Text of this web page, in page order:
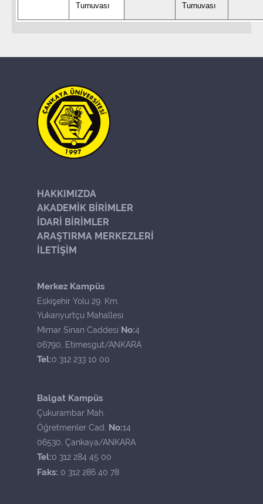
Turnuvası
Turnuvası
HAKKIMIZDA
AKADEMİK BİRİMLER
İDARİ BİRİMLER
ARAŞTIRMA MERKEZLERİ
İLETİŞİM
Merkez Kampüs
Eskişehir Yolu 29. Km.
Yukarıyurtçu Mahallesi
Mimar Sinan Caddesi No:4
06790, Etimesgut/ANKARA
Tel:0 312 233 10 00
Balgat Kampüs
Çukurambar Mah.
Öğretmenler Cad. No:14
06530, Çankaya/ANKARA
Tel:0 312 284 45 00
Faks: 0 312 286 40 78